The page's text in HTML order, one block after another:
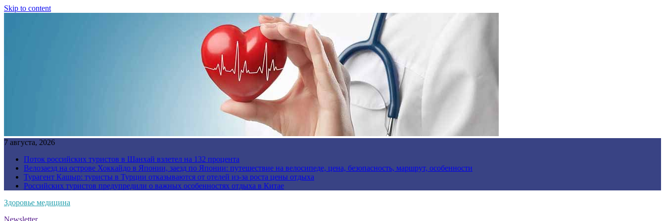
Skip to content
7 августа, 2026
Поток российских туристов в Шанхай взлетел на 132 процента
Велозаезд на острове Хоккайдо в Японии, заезд по Японии: путешествие на велосипеде, цена, безопасность, маршрут, особенности
Турагент Кашыр: туристы в Турции отказываются от отелей из-за роста цены отдыха
Российских туристов предупредили о важных особенностях отдыха в Китае
Здоровье медицина
Newsletter